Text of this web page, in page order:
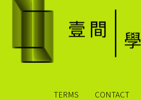
TERMS CONTACT